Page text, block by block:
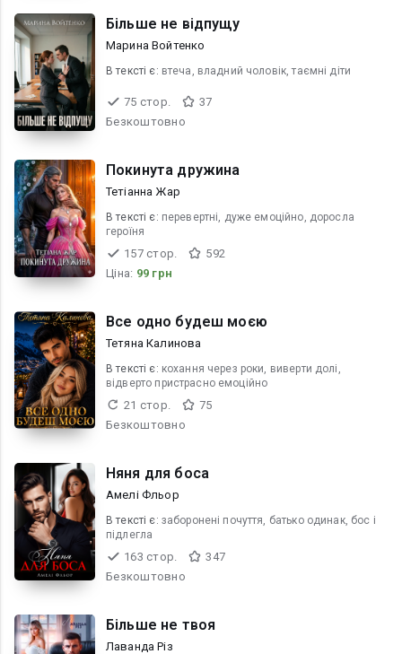
Більше не відпущу
Марина Войтенко
В текcті є: втеча, владний чоловік, таємні діти
75 стор.
37
Безкоштовно
Покинута дружина
Тетіанна Жар
В текcті є: перевертні, дуже емоційно, доросла
героїня
157 стор.
592
Ціна: 99 грн
Все одно будеш моєю
Тетяна Калинова
В текcті є: кохання через роки, виверти долі,
відверто пристрасно емоційно
21 стор.
75
Безкоштовно
Няня для боса
Амелі Фльор
В текcті є: заборонені почуття, батько одинак, бос і
підлегла
163 стор.
347
Безкоштовно
Більше не твоя
Лаванда Різ